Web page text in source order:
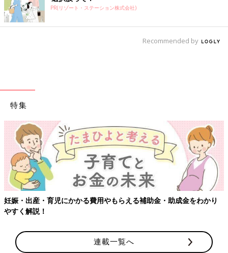
PR(リゾート・ステーション株式会社)
Recommended by
特集
妊娠・出産・育児にかかる費用やもらえる補助金・助成金をわかり
やすく解説！
連載一覧へ